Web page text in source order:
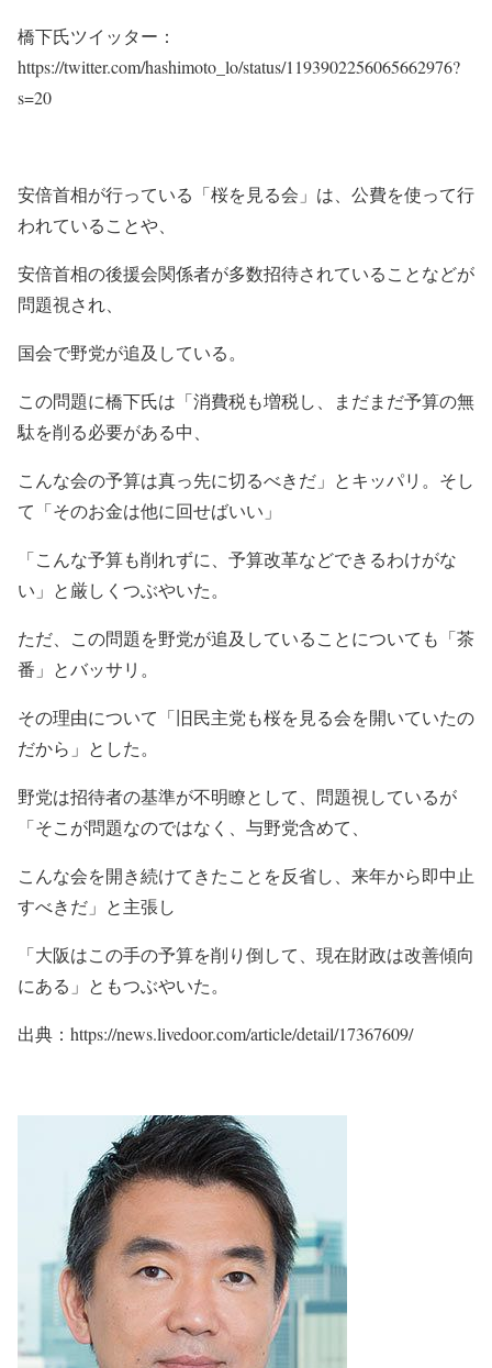
橋下氏ツイッター：
https://twitter.com/hashimoto_lo/status/1193902256065662976?
s=20
安倍首相が行っている「桜を見る会」は、公費を使って行
われていることや、
安倍首相の後援会関係者が多数招待されていることなどが
問題視され、
国会で野党が追及している。
この問題に橋下氏は「消費税も増税し、まだまだ予算の無
駄を削る必要がある中、
こんな会の予算は真っ先に切るべきだ」とキッパリ。そし
て「そのお金は他に回せばいい」
「こんな予算も削れずに、予算改革などできるわけがな
い」と厳しくつぶやいた。
ただ、この問題を野党が追及していることについても「茶
番」とバッサリ。
その理由について「旧民主党も桜を見る会を開いていたの
だから」とした。
野党は招待者の基準が不明瞭として、問題視しているが
「そこが問題なのではなく、与野党含めて、
こんな会を開き続けてきたことを反省し、来年から即中止
すべきだ」と主張し
「大阪はこの手の予算を削り倒して、現在財政は改善傾向
にある」ともつぶやいた。
出典：https://news.livedoor.com/article/detail/17367609/